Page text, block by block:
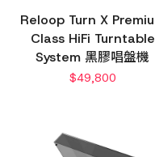
Reloop Turn X
Class HiFi Turntable
System 黑膠唱盤機
$49,800